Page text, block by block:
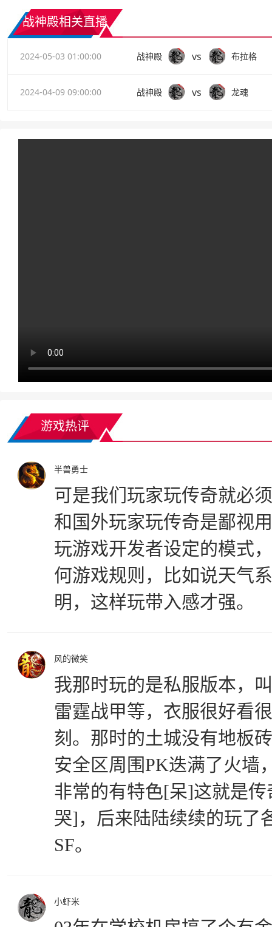
战神殿相关直播
2024-05-03 01:00:00 战神殿 vs 布拉格
2024-04-09 09:00:00 战神殿 vs 龙魂
游戏热评
半兽勇士
可是我们玩家玩传奇就必
和国外玩家玩传奇是鄙视
玩游戏开发者设定的模式
何游戏规则，比如说天气
明，这样玩带入感才强。
风的微笑
我那时玩的是私服版本，
雷霆战甲等，衣服很好看
刻。那时的土城没有地板
安全区周围PK迭满了火墙
非常的有特色[呆]这就是
哭]，后来陆陆续续的玩了
SF。
小虾米